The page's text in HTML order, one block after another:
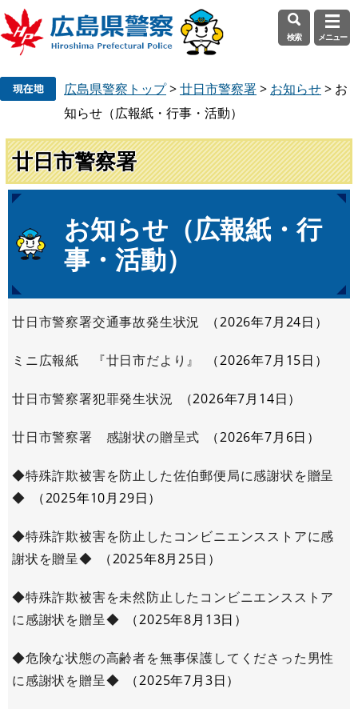
先
頭
で
す
を
飛
ば
し
へ
検索 メニュー
広島県警察トップ>廿日市警察署> お知らせ> お
知らせ（広報紙・行事・活動）
廿日市警察署
文
お知らせ（広報紙・行
事・活動）
廿日市警察署交通事故発生状況 2026年7月24日
ミニ広報紙 『廿日市だより』 2026年7月15日
廿日市警察署犯罪発生状況 2026年7月14日
廿日市警察署 感謝状の贈呈式 2026年7月6日
◆特殊詐欺被害を防止した佐伯郵便局に感謝状を贈呈
◆
2025年10月29日
◆特殊詐欺被害を防止したコンビニエンスストアに感
謝状を贈呈◆
2025年8月25日
◆特殊詐欺被害を未然防止したコンビニエンスストア
に感謝状を贈呈◆
2025年8月13日
◆危険な状態の高齢者を無事保護してくださった男性
に感謝状を贈呈◆
2025年7月3日